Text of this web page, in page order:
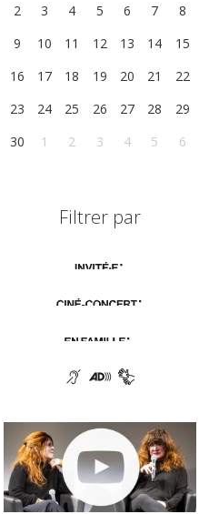
2
3 4 5 6 7
8
9
10 11 12 13 14
15
16
17 18 19 20 21
22
23
24 25 26 27 28
29
30
1 2 3 4 5 6
Filtrer par